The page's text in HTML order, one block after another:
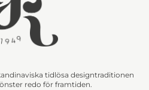
tidlösa designtraditionen
redo för framtiden.